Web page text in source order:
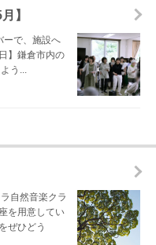
】
ーで、施設へ
】鎌倉市内の
う...
自然音楽クラ
を用意してい
ぜひどう